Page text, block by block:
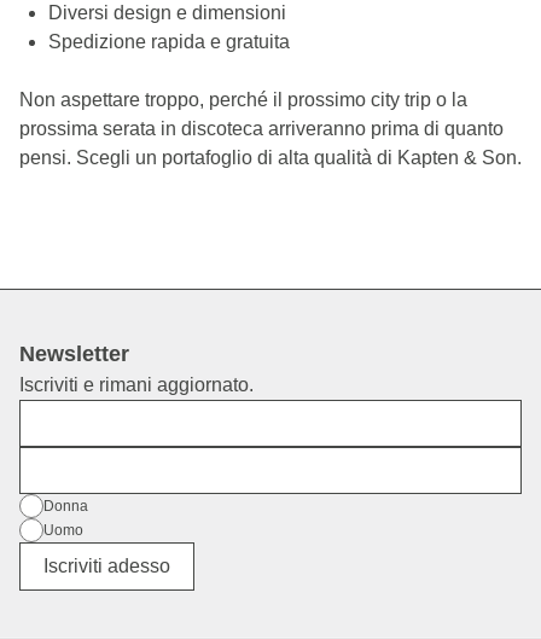
Diversi design e dimensioni
Spedizione rapida e gratuita
Non aspettare troppo, perché il prossimo city trip o la
prossima serata in discoteca arriveranno prima di quanto
pensi. Scegli un portafoglio di alta qualità di Kapten & Son.
Newsletter
Iscriviti e rimani aggiornato.
Genere
Donna
Uomo
Altro
Iscriviti adesso